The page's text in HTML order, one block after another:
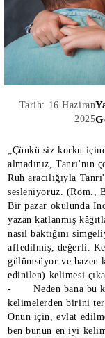
на турски.
in Turkish.
Tarih: 16 Haziran
2025
„Çünkü siz korku
almadınız, Tanrı'nın
Ruh aracılığıyla
sesleniyoruz. (Rom.,
Bir pazar okulunda
yazan katlanmış
nasıl baktığını
affedilmiş, değerli.
gülümsüyor ve bazen
edinilen) kelimesi
- Neden bana bu
kelimelerden birini
Onun için, evlat
ben bunun en iyi